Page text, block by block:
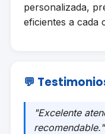
personalizada,
eficientes a cada
💬
"Excelente
recomendable."